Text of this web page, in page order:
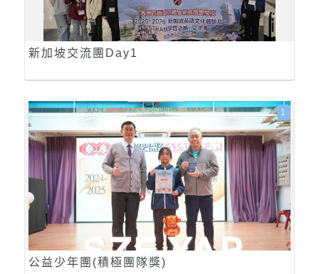
新加坡交流團Day1
公益少年團(積極團隊獎)
1